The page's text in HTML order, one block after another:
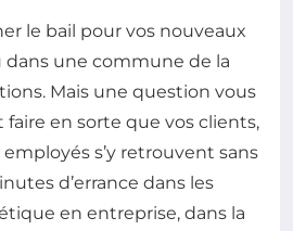
le bail pour vos nouveaux
dans une commune de la
Mais une question vous
en sorte que vos clients,
s’y retrouvent sans
d’errance dans les
en entreprise, dans la